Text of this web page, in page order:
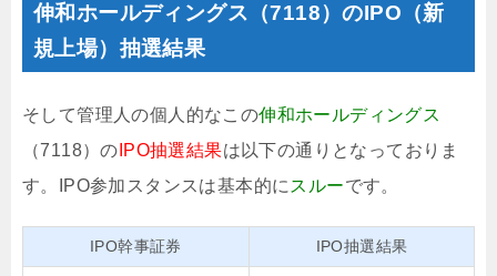
伸和ホールディングス（7118）のIPO（新
規上場）抽選結果
そして管理人の個人的なこの伸和ホールディングス
（7118）の IPO抽選結果は以下の通りとなっておりま
す。IPO参加スタンスは基本的に スルーです。
IPO幹事証券 IPO抽選結果